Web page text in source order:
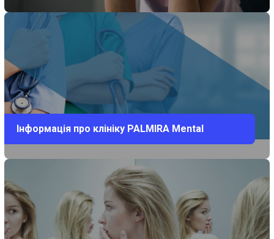
Інформація про клініку PALMIRA Mental